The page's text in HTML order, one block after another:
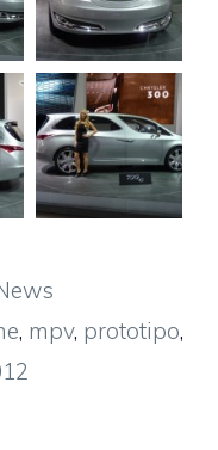
, mpv, prototipo,